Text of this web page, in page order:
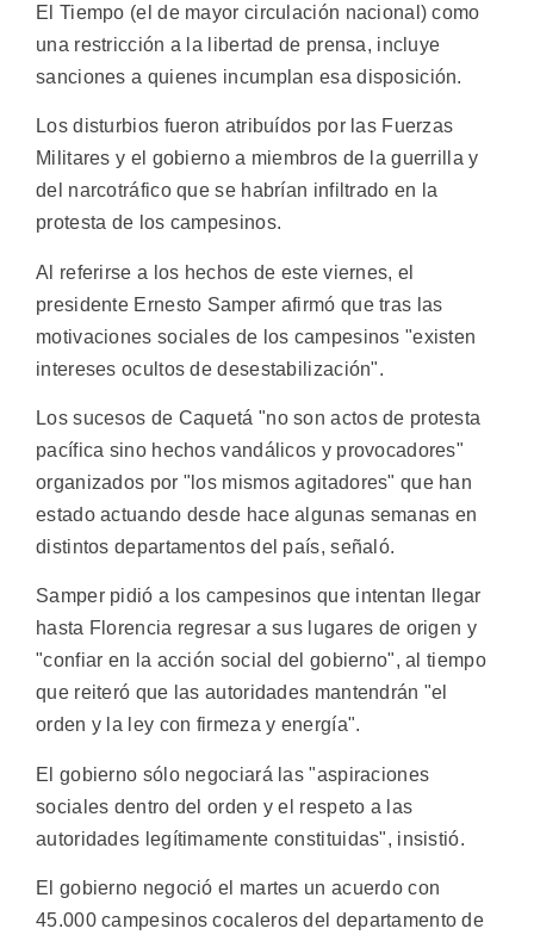
El Tiempo (el de mayor circulación nacional) como
una restricción a la libertad de prensa, incluye
sanciones a quienes incumplan esa disposición.
Los disturbios fueron atribuídos por las Fuerzas
Militares y el gobierno a miembros de la guerrilla y
del narcotráfico que se habrían infiltrado en la
protesta de los campesinos.
Al referirse a los hechos de este viernes, el
presidente Ernesto Samper afirmó que tras las
motivaciones sociales de los campesinos "existen
intereses ocultos de desestabilización".
Los sucesos de Caquetá "no son actos de protesta
pacífica sino hechos vandálicos y provocadores"
organizados por "los mismos agitadores" que han
estado actuando desde hace algunas semanas en
distintos departamentos del país, señaló.
Samper pidió a los campesinos que intentan llegar
hasta Florencia regresar a sus lugares de origen y
"confiar en la acción social del gobierno", al tiempo
que reiteró que las autoridades mantendrán "el
orden y la ley con firmeza y energía".
El gobierno sólo negociará las "aspiraciones
sociales dentro del orden y el respeto a las
autoridades legítimamente constituidas", insistió.
El gobierno negoció el martes un acuerdo con
45.000 campesinos cocaleros del departamento de